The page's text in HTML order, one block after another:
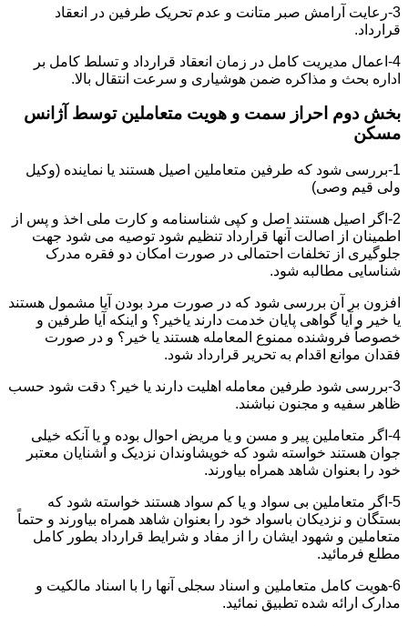
3-رعایت آرامش صبر متانت و عدم تحریک طرفین در انعقاد
قرارداد.
4-اعمال مدیریت کامل در زمان انعقاد قرارداد و تسلط کامل بر
اداره بحث و مذاکره ضمن هوشیاری و سرعت انتقال بالا.
بخش دوم احراز سمت و هویت متعاملین توسط آژانس
مسکن
1-بررسی شود که طرفین متعاملین اصیل هستند یا نماینده (وکیل
ولی قیم وصی)
2-اگر اصیل هستند اصل و کپی شناسنامه و کارت ملی اخذ و پس از
اطمینان از اصالت آنها قرارداد تنظیم شود توصیه می شود جهت
جلوگیری از تخلفات احتمالی در صورت امکان دو فقره مدرک
شناسایی مطالبه شود.
افزون بر آن بررسی شود که در صورت مرد بودن آیا مشمول هستند
یا خیر و آیا گواهی پایان خدمت دارند یاخیر؟ و اینکه آیا طرفین و
خصوصاً فروشنده ممنوع المعامله هستند یا خیر؟ و در صورت
فقدان موانع اقدام به تحریر قرارداد شود.
3-بررسی شود طرفین معامله اهلیت دارند یا خیر؟ دقت شود حسب
ظاهر سفیه و مجنون نباشند.
4-اگر متعاملین پیر و مسن و یا مریض احوال بوده و یا آنکه خیلی
جوان هستند خواسته شود که خویشاوندان نزدیک و آشنایان معتبر
خود را بعنوان شاهد همراه بیاورند.
5-اگر متعاملین بی سواد و یا کم سواد هستند خواسته شود که
بستگان و نزدیکان باسواد خود را بعنوان شاهد همراه بیاورند و حتماً
متعاملین و شهود ایشان را از مفاد و شرایط قرارداد بطور کامل
مطلع فرمائید.
6-هویت کامل متعاملین و اسناد سجلی آنها را با اسناد مالکیت و
مدارک ارائه شده تطبیق نمائید.